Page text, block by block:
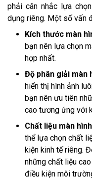
phải cân nhắc lựa
dụng riêng. Một số vấn
Kích thước màn
bạn nên lựa chọn
hợp nhất.
Độ phân giải màn
hiển thị hình ảnh
bạn nên ưu tiên
cao tương ứng với
Chất liệu màn
thể lựa chọn chất
kiện kinh tế riêng.
những chất liệu
điều kiện môi